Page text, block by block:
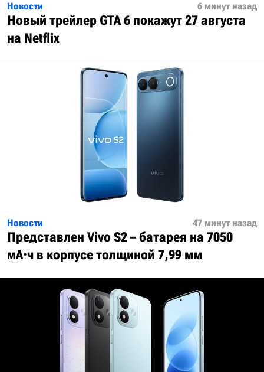
Новости 6 минут назад
Новый трейлер GTA 6 покажут 27 августа
на Netflix
Новости 47 минут назад
Представлен Vivo S2 – батарея на 7050
мА·ч в корпусе толщиной 7,99 мм